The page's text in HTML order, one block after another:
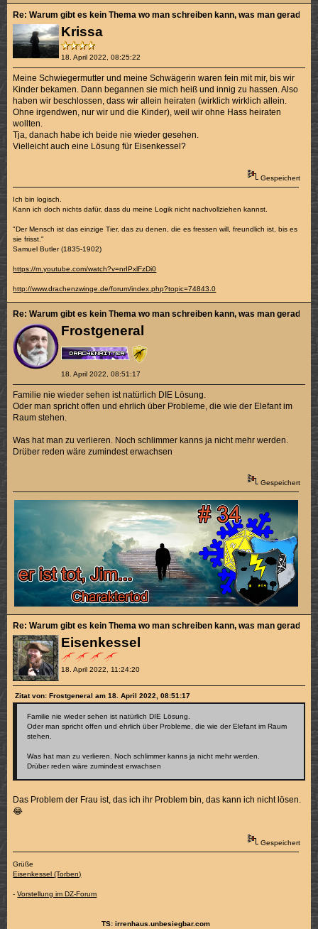
Krissa
18. April 2022, 08:25:22
Re: Warum gibt es kein Thema wo man schreiben kann, was man gerade
Meine Schwiegermutter und meine Schwägerin waren fein mit mir, bis wir
Kinder bekamen. Dann begannen sie mich heiß und innig zu hassen. Also
haben wir beschlossen, dass wir allein heiraten (wirklich wirklich allein.
Ohne irgendwen, nur wir und die Kinder), weil wir ohne Hass heiraten
wollten.
Tja, danach habe ich beide nie wieder gesehen.
Vielleicht auch eine Lösung für Eisenkessel?
Gespeichert
Ich bin logisch.
Kann ich doch nichts dafür, dass du meine Logik nicht nachvollziehen kannst.
"Der Mensch ist das einzige Tier, das zu denen, die es fressen will, freundlich ist, bis es
sie frisst."
Samuel Butler (1835-1902)
https://m.youtube.com/watch?v=nrIPxlFzDi0
http://www.drachenzwinge.de/forum/index.php?topic=74843.0
Frostgeneral
18. April 2022, 08:51:17
Re: Warum gibt es kein Thema wo man schreiben kann, was man gerade
Familie nie wieder sehen ist natürlich DIE Lösung.
Oder man spricht offen und ehrlich über Probleme, die wie der Elefant im
Raum stehen.
Was hat man zu verlieren. Noch schlimmer kanns ja nicht mehr werden.
Drüber reden wäre zumindest erwachsen
Gespeichert
Eisenkessel
18. April 2022, 11:24:20
Re: Warum gibt es kein Thema wo man schreiben kann, was man gerade
Zitat von: Frostgeneral am 18. April 2022, 08:51:17
Familie nie wieder sehen ist natürlich DIE Lösung.
Oder man spricht offen und ehrlich über Probleme, die wie der Elefant im Raum
stehen.
Was hat man zu verlieren. Noch schlimmer kanns ja nicht mehr werden.
Drüber reden wäre zumindest erwachsen
Das Problem der Frau ist, das ich ihr Problem bin, das kann ich nicht lösen.
😂
Gespeichert
Grüße
Eisenkessel (Torben)
-Vorstellung im DZ-Forum
TS: irrenhaus.unbesiegbar.com